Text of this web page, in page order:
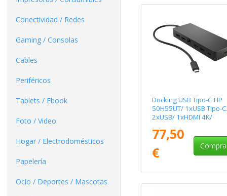
Conectividad / Redes
Gaming / Consolas
Cables
Periféricos
Tablets / Ebook
Foto / Video
Hogar / Electrodomésticos
Papelería
Ocio / Deportes / Mascotas
Docking USB Tipo-C HP
50H55UT/ 1xUSB Tipo-
2xUSB/ 1xHDMI 4K/
1xUSB Tipo-C PD
77,50
€